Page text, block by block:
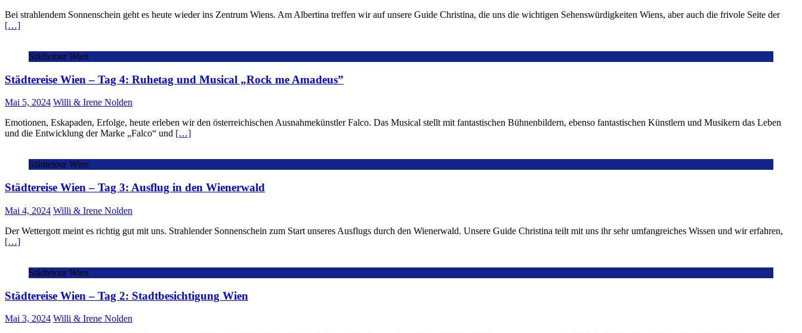
Bei strahlendem Sonnenschein geht es heute wieder ins Zentrum Wiens. Am Albertina treffen wir auf unsere Guide Christina, die uns die wichtigen Sehenswürdigkeiten Wiens, aber auch die frivole Seite der
[…]
Städtetour Wien
Städtereise Wien – Tag 4: Ruhetag und Musical „Rock me Amadeus”
Mai 5, 2024 Willi & Irene Nolden
Emotionen, Eskapaden, Erfolge, heute erleben wir den österreichischen Ausnahmekünstler Falco. Das Musical stellt mit fantastischen Bühnenbildern, ebenso fantastischen Künstlern und Musikern das Leben
und die Entwicklung der Marke „Falco“ und […]
Städtetour Wien
Städtereise Wien – Tag 3: Ausflug in den Wienerwald
Mai 4, 2024 Willi & Irene Nolden
Der Wettergott meint es richtig gut mit uns. Strahlender Sonnenschein zum Start unseres Ausflugs durch den Wienerwald. Unsere Guide Christina teilt mit uns ihr sehr umfangreiches Wissen und wir erfahren,
[…]
Städtetour Wien
Städtereise Wien – Tag 2: Stadtbesichtigung Wien
Mai 3, 2024 Willi & Irene Nolden